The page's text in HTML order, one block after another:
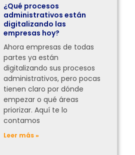
¿Qué procesos
administrativos están
digitalizando las
empresas hoy?
Ahora empresas de todas
partes ya están
digitalizando sus procesos
administrativos, pero pocas
tienen claro por dónde
empezar o qué áreas
priorizar. Aquí te lo
contamos
Leer más »